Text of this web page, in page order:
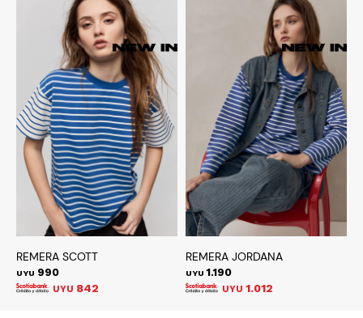
REMERA SCOTT
UYU 990
UYU 842
REMERA JORDANA
UYU 1.190
UYU 1.012